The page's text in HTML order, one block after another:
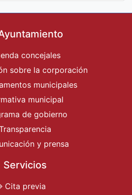
concejales
sobre la corporación
municipales
municipal
de gobierno
y prensa
Servicios
Cita previa